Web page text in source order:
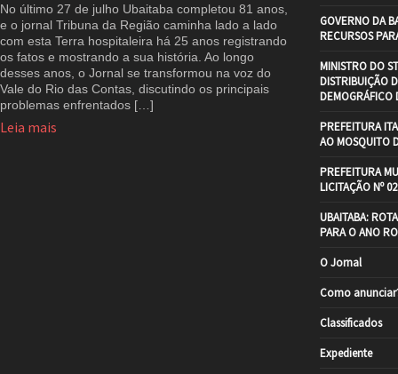
No último 27 de julho Ubaitaba completou 81 anos,
e o jornal Tribuna da Região caminha lado a lado
com esta Terra hospitaleira há 25 anos registrando
os fatos e mostrando a sua história. Ao longo
desses anos, o Jornal se transformou na voz do
Vale do Rio das Contas, discutindo os principais
problemas enfrentados […]
Leia mais
GOVERNO DA
RECURSOS
MINISTRO DO
DISTRIBUIÇÃO
DEMOGRÁFICO
PREFEITURA
AO MOSQUITO
PREFEITURA
LICITAÇÃO Nº
UBAITABA:
PARA O ANO
O Jornal
Como
Classificados
Expediente